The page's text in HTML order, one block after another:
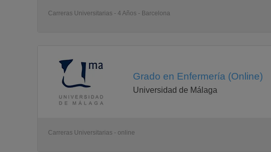
Carreras Universitarias - 4 Años - Barcelona
Grado en Enfermería (Online)
Universidad de Málaga
Carreras Universitarias - online